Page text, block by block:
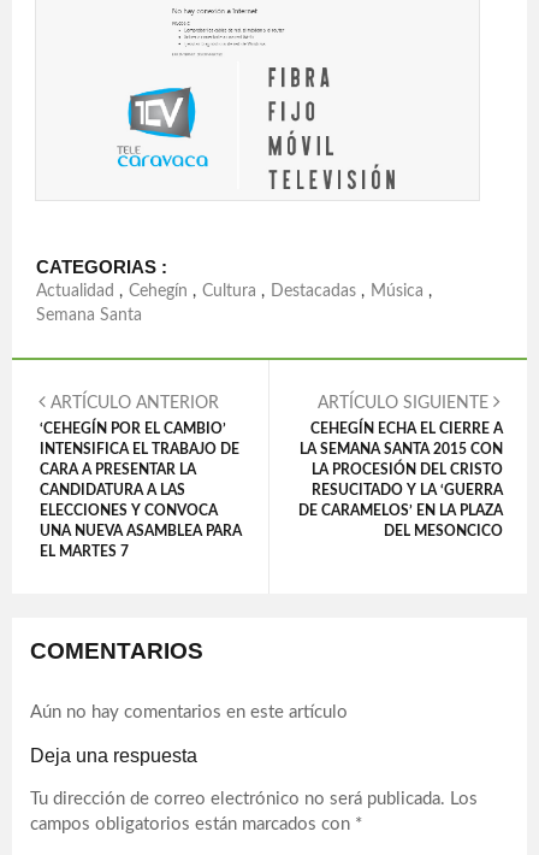
CATEGORIAS :
Actualidad , Cehegín , Cultura , Destacadas , Música ,
Semana Santa
ARTÍCULO ANTERIOR
‘CEHEGÍN POR EL CAMBIO’
INTENSIFICA EL TRABAJO DE
CARA A PRESENTAR LA
CANDIDATURA A LAS
ELECCIONES Y CONVOCA
UNA NUEVA ASAMBLEA PARA
EL MARTES 7
ARTÍCULO SIGUIENTE
CEHEGÍN ECHA EL CIERRE A
LA SEMANA SANTA 2015 CON
LA PROCESIÓN DEL CRISTO
RESUCITADO Y LA ‘GUERRA
DE CARAMELOS’ EN LA PLAZA
DEL MESONCICO
COMENTARIOS
Aún no hay comentarios en este artículo
Deja una respuesta
Tu dirección de correo electrónico no será publicada. Los
campos obligatorios están marcados con *